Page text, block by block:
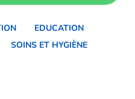
EDUCATION
SOINS ET HYGIÈNE